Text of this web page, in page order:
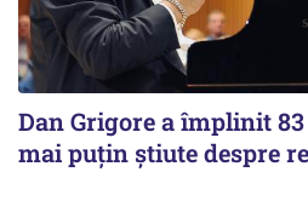
Dan Grigore a împlinit
mai puțin știute despre